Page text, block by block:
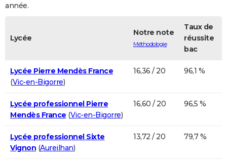
Bricolage
Lifestyle
Culture
Sport
Auto
Television
Voyage
Cinema
année.
Lycée
Notre note
Méthodologie
Taux de
réussite
bac
Lycée Pierre Mendès France
(Vic-en-Bigorre)
16,36 / 20 96,1 %
Lycée professionnel Pierre
Mendès France (Vic-en-Bigorre)
16,60 / 20 96,5 %
Lycée professionnel Sixte
Vignon (Aureilhan)
13,72 / 20 79,7 %